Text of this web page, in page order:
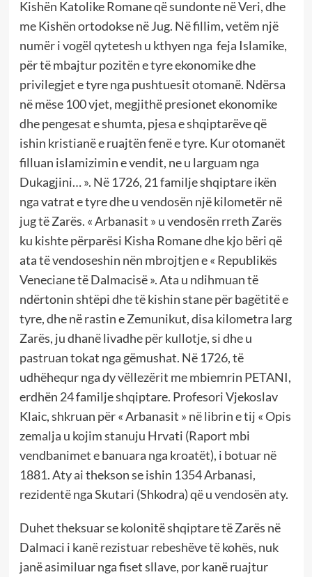
Kishën Katolike Romane që sundonte në Veri, dhe
me Kishën ortodokse në Jug. Në fillim, vetëm një
numër i vogël qytetesh u kthyen nga feja Islamike,
për të mbajtur pozitën e tyre ekonomike dhe
privilegjet e tyre nga pushtuesit otomanë. Ndërsa
në mëse 100 vjet, megjithë presionet ekonomike
dhe pengesat e shumta, pjesa e shqiptarëve që
ishin kristianë e ruajtën fenë e tyre. Kur otomanët
filluan islamizimin e vendit, ne u larguam nga
Dukagjini… ». Në 1726, 21 familje shqiptare ikën
nga vatrat e tyre dhe u vendosën një kilometër në
jug të Zarës. « Arbanasit » u vendosën rreth Zarës
ku kishte përparësi Kisha Romane dhe kjo bëri që
ata të vendoseshin nën mbrojtjen e « Republikës
Veneciane të Dalmacisë ». Ata u ndihmuan të
ndërtonin shtëpi dhe të kishin stane për bagëtitë e
tyre, dhe në rastin e Zemunikut, disa kilometra larg
Zarës, ju dhanë livadhe për kullotje, si dhe u
pastruan tokat nga gëmushat. Në 1726, të
udhëhequr nga dy vëllezërit me mbiemrin PETANI,
erdhën 24 familje shqiptare. Profesori Vjekoslav
Klaic, shkruan për « Arbanasit » në librin e tij « Opis
zemalja u kojim stanuju Hrvati (Raport mbi
vendbanimet e banuara nga kroatët), i botuar në
1881. Aty ai thekson se ishin 1354 Arbanasi,
rezidentë nga Skutari (Shkodra) që u vendosën aty.
Duhet theksuar se kolonitë shqiptare të Zarës në
Dalmaci i kanë rezistuar rebeshëve të kohës, nuk
janë asimiluar nga fiset sllave, por kanë ruajtur